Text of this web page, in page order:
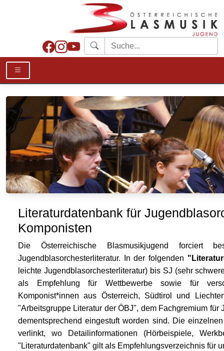
Literaturdatenbank für
Komponisten
Die Österreichische Blasmusikjugend forciert
Jugendblasorchesterliteratur. In der folgenden
leichte Jugendblasorchesterliteratur) bis SJ (sehr
als Empfehlung für Wettbewerbe sowie für
Komponist*innen aus Österreich, Südtirol und
"Arbeitsgruppe Literatur der ÖBJ", dem Fachgremium
dementsprechend eingestuft worden sind. Die
verlinkt, wo Detailinformationen (Hörbeispiele,
"Literaturdatenbank" gilt als Empfehlungsverzeichnis für